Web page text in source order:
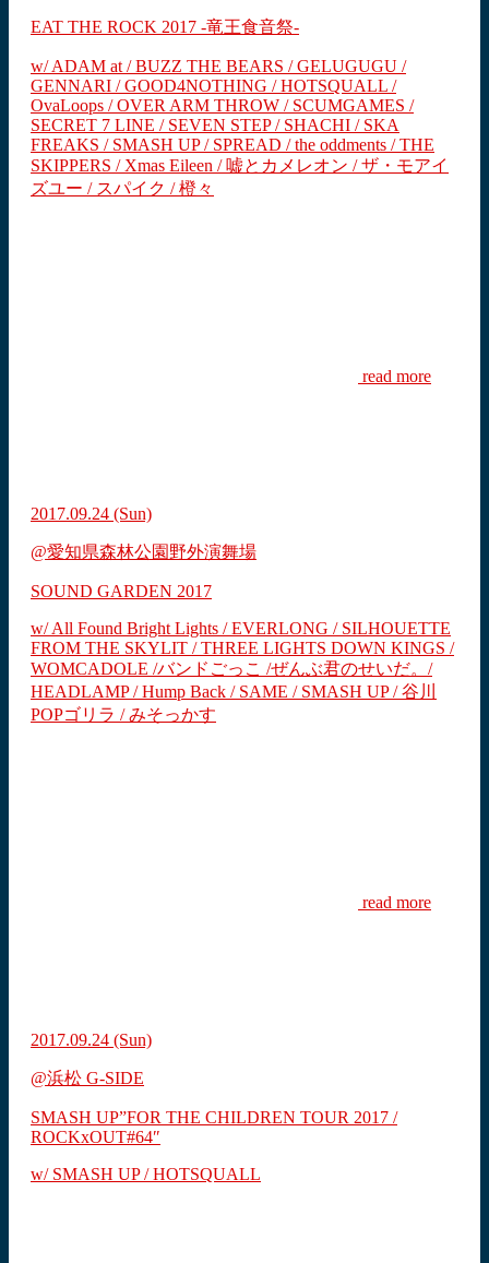
EAT THE ROCK 2017 -竜王食音祭-
w/ ADAM at / BUZZ THE BEARS / GELUGUGU /
GENNARI / GOOD4NOTHING / HOTSQUALL /
OvaLoops / OVER ARM THROW / SCUMGAMES /
SECRET 7 LINE / SEVEN STEP / SHACHI / SKA
FREAKS / SMASH UP / SPREAD / the oddments / THE
SKIPPERS / Xmas Eileen / 嘘とカメレオン / ザ・モアイ
ズユー / スパイク / 橙々
read more
2017.09.24 (Sun)
@愛知県森林公園野外演舞場
SOUND GARDEN 2017
w/ All Found Bright Lights / EVERLONG / SILHOUETTE
FROM THE SKYLIT / THREE LIGHTS DOWN KINGS /
WOMCADOLE /バンドごっこ /ぜんぶ君のせいだ。/
HEADLAMP / Hump Back / SAME / SMASH UP / 谷川
POPゴリラ / みそっかす
read more
2017.09.24 (Sun)
@浜松 G-SIDE
SMASH UP”FOR THE CHILDREN TOUR 2017 /
ROCKxOUT#64″
w/ SMASH UP / HOTSQUALL